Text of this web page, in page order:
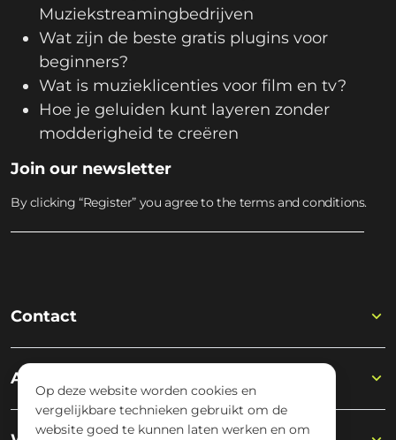
Muziekstreamingbedrijven
Wat zijn de beste gratis plugins voor
beginners?
Wat is muzieklicenties voor film en tv?
Hoe je geluiden kunt layeren zonder
modderigheid te creëren
Join our newsletter
By clicking “Register” you agree to the terms and conditions.
Contact
Academy
Op deze website worden cookies en
vergelijkbare technieken gebruikt om de
website goed te kunnen laten werken en om